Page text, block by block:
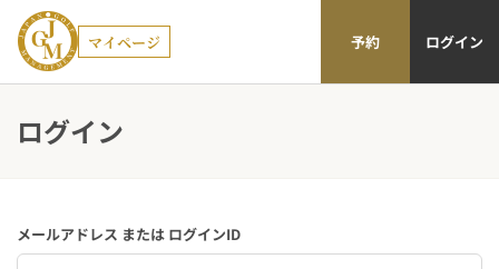
マイページ 予約 ログイン
ログイン
メールアドレス または ログインID